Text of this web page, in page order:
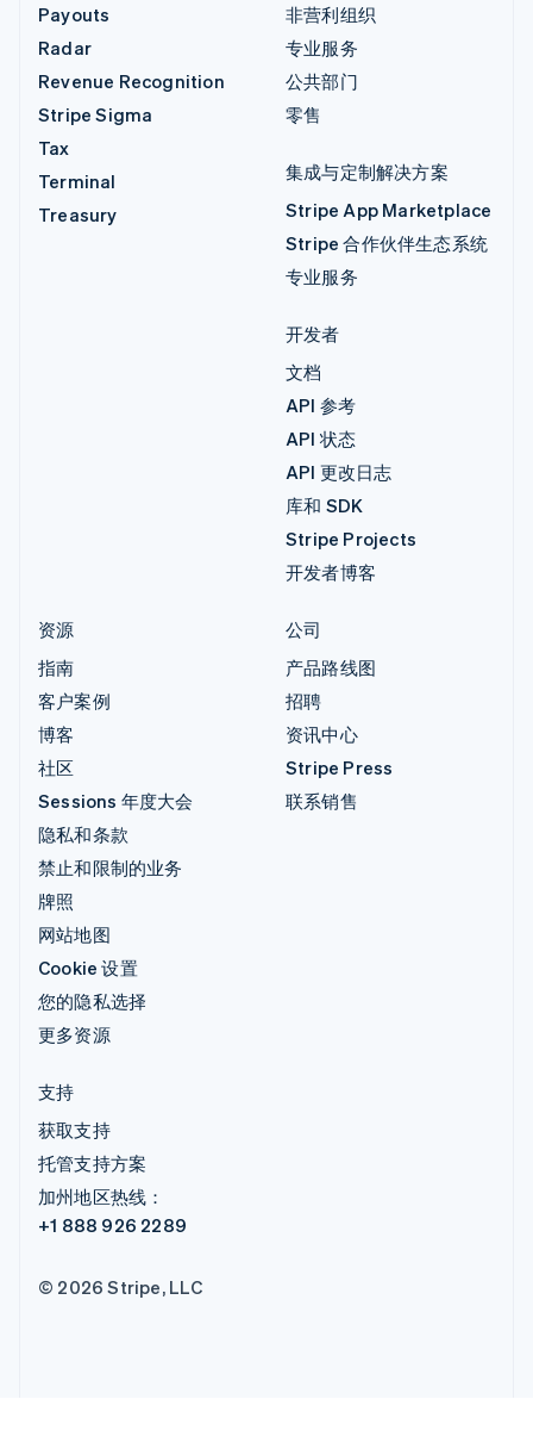
Payouts
Radar
Revenue Recognition
Stripe Sigma
Tax
Terminal
Treasury
非营利组织
专业服务
公共部门
零售
集成与定制解决方案
Stripe App Marketplace
Stripe 合作伙伴生态系统
专业服务
开发者
文档
API 参考
API 状态
API 更改日志
库和 SDK
Stripe Projects
开发者博客
资源
指南
客户案例
博客
社区
Sessions 年度大会
隐私和条款
禁止和限制的业务
牌照
网站地图
Cookie 设置
您的隐私选择
更多资源
公司
产品路线图
招聘
资讯中心
Stripe Press
联系销售
支持
获取支持
托管支持方案
加州地区热线：
+1 888 926 2289
© 2026 Stripe, LLC